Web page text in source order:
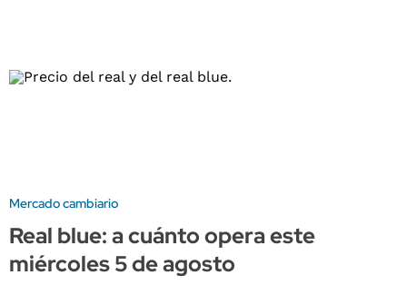
Mercado cambiario
Real blue: a cuánto opera este
miércoles 5 de agosto